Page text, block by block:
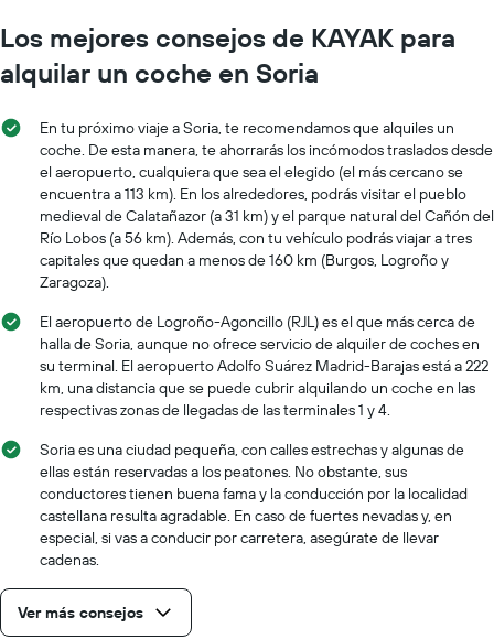
Los mejores consejos de KAYAK para
alquilar un coche en Soria
En tu próximo viaje a Soria, te recomendamos que alquiles un
coche. De esta manera, te ahorrarás los incómodos traslados desde
el aeropuerto, cualquiera que sea el elegido (el más cercano se
encuentra a 113 km). En los alrededores, podrás visitar el pueblo
medieval de Calatañazor (a 31 km) y el parque natural del Cañón del
Río Lobos (a 56 km). Además, con tu vehículo podrás viajar a tres
capitales que quedan a menos de 160 km (Burgos, Logroño y
Zaragoza).
El aeropuerto de Logroño-Agoncillo (RJL) es el que más cerca de
halla de Soria, aunque no ofrece servicio de alquiler de coches en
su terminal. El aeropuerto Adolfo Suárez Madrid-Barajas está a 222
km, una distancia que se puede cubrir alquilando un coche en las
respectivas zonas de llegadas de las terminales 1 y 4.
Soria es una ciudad pequeña, con calles estrechas y algunas de
ellas están reservadas a los peatones. No obstante, sus
conductores tienen buena fama y la conducción por la localidad
castellana resulta agradable. En caso de fuertes nevadas y, en
especial, si vas a conducir por carretera, asegúrate de llevar
cadenas.
Ver más consejos